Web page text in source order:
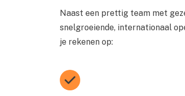
Naast een prettig team met
snelgroeiende, internationaal
je rekenen op: